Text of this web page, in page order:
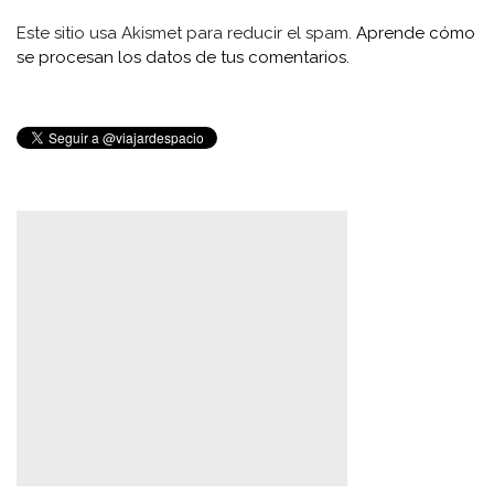
Este sitio usa Akismet para reducir el spam. Aprende cómo
se procesan los datos de tus comentarios.